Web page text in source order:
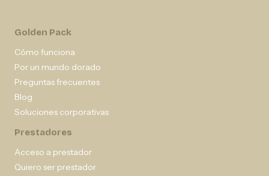
Golden Pack
Cómo funciona
Por un mundo dorado
Preguntas frecuentes
Blog
Soluciones corporativas
Prestadores
Acceso a prestador
Quiero ser prestador